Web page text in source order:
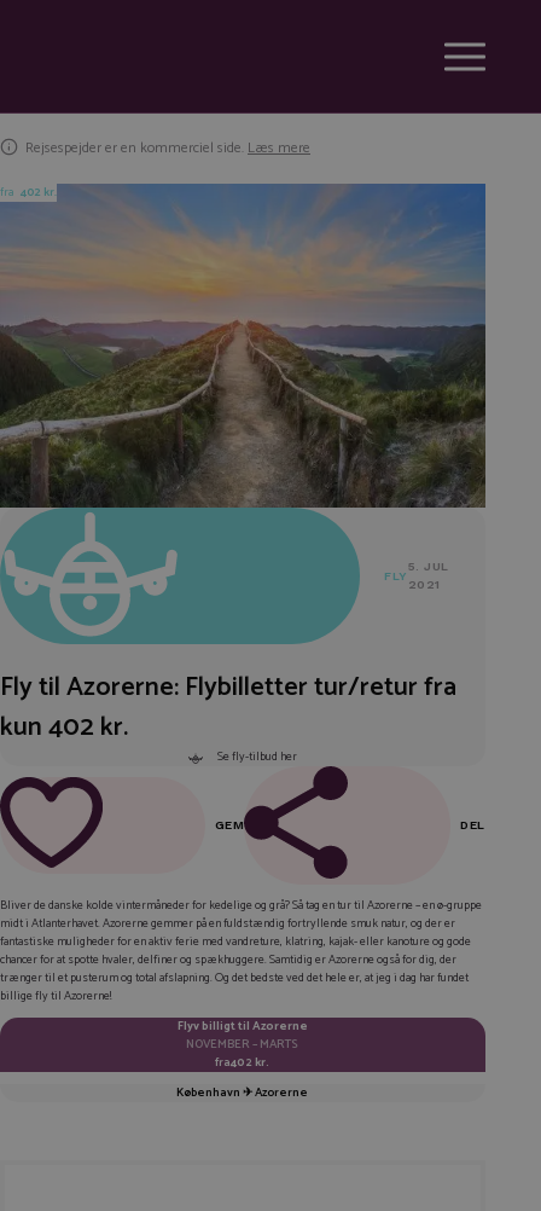
Rejsespejder er en kommerciel side. Læs mere
fra 402 kr.
FLY
5. JUL
2021
Fly til Azorerne: Flybilletter tur/retur fra
kun 402 kr.
Se fly-tilbud her
GEM DEL
LINKEDIN
TWITTER
E-MAIL
Bliver de danske kolde vintermåneder for kedelige og grå? Så tag en tur til Azorerne – en ø-gruppe
midt i Atlanterhavet. Azorerne gemmer på en fuldstændig fortryllende smuk natur, og der er
fantastiske muligheder for en aktiv ferie med vandreture, klatring, kajak- eller kanoture og gode
chancer for at spotte hvaler, delfiner og spækhuggere. Samtidig er Azorerne også for dig, der
trænger til et pusterum og total afslapning. Og det bedste ved det hele er, at jeg i dag har fundet
billige fly til Azorerne!
Flyv billigt til Azorerne
NOVEMBER – MARTS
fra402 kr.
København ✈ Azorerne